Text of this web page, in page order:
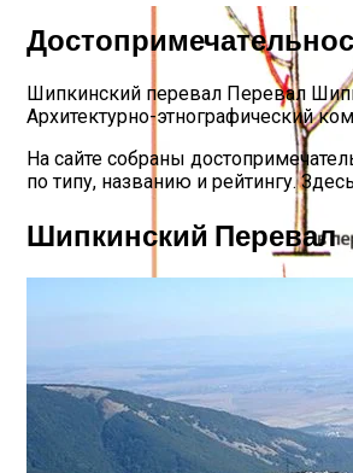
Схема, Как
Шипкинский перевал Перевал
Архитектурно-этнографический
На сайте собраны
по типу, названию и рейтингу.
Шипкинский Перевал